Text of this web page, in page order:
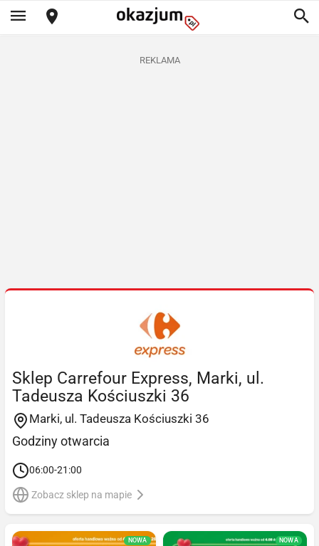
REKLAMA
Sklep Carrefour Express, Marki, ul.
Tadeusza Kościuszki 36
Marki, ul. Tadeusza Kościuszki 36
Godziny otwarcia
06:00-21:00
Zobacz sklep na mapie
NOWA NOWA